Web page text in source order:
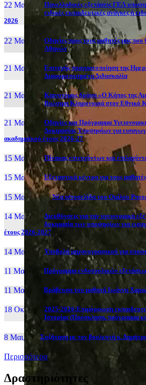
22 Μαι, 26
Πανελλαδικές εξετάσεις ΓΕΛ
ειδικές εκπαιδευτικές ανάγκες ή
2026
22 Μαι, 26
Οδηγίες προς τους μαθητές μας
Αθηνών
21 Μαι, 26
Επιτυχής πραγματοποίηση της
Διαφοροποιημένη Διδασκαλία
21 Μαι, 26
Καινοτόμος δράση «Ο Κήπος της
Βιώσιμη Κληρονομιά στον Εθνικό
21 Μαι, 26
Οδηγίες και Πρόγραμμα
Δοκιμασίας Υποψηφίων για
ακαδημαϊκού έτους 2026-27
15 Μαι, 26 Πίνακας επιτυχόντων και
15 Μαι, 26 Εξεταστικά κέντρα για τους
15 Μαι, 2026 Νέα ιστοσελίδα του Ομίλου
14 Μαι, 26
Διευθύνσεις για την υγειονομική
δοκιμασία των υποψηφίων για
έτους 2026-2027
14 Μαι, 26 Yποβολή μηχανογραφικού για
11 Μαι, 26 Πρόγραμμα ενδοσχολικών
11 Μαι, 26 Βράβευση του μαθητή Ιωάννη
18 Οκτ, 25
2025-2026:Επιμόρφωση
Ιστορίας (Πρόσκληση, πρόγραμμα
8 Μαι, 26 Συζήτηση με τον βουλευτή κ.
Περισσότερα
Δραστηριότητες